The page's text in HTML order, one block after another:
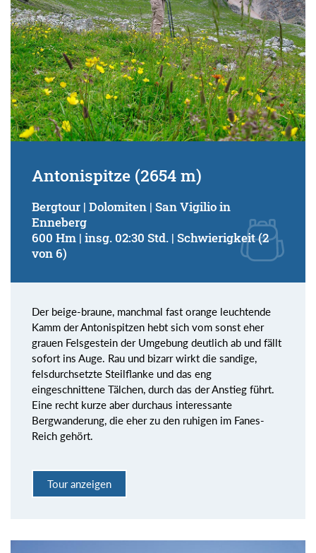
Antonispitze (2654 m)
Bergtour | Dolomiten | San Vigilio in
Enneberg
600 Hm | insg. 02:30 Std. | Schwierigkeit (2
von 6)
Der beige-braune, manchmal fast orange leuchtende
Kamm der Antonispitzen hebt sich vom sonst eher
grauen Felsgestein der Umgebung deutlich ab und fällt
sofort ins Auge. Rau und bizarr wirkt die sandige,
felsdurchsetzte Steilflanke und das eng
eingeschnittene Tälchen, durch das der Anstieg führt.
Eine recht kurze aber durchaus interessante
Bergwanderung, die eher zu den ruhigen im Fanes-
Reich gehört.
Tour anzeigen